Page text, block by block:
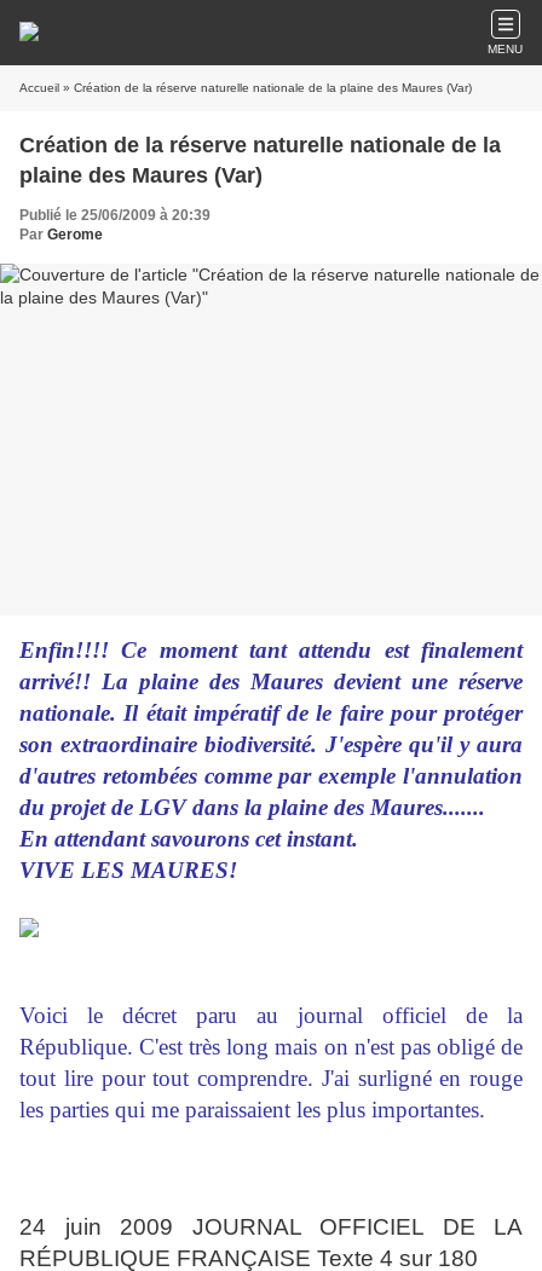
MENU
Accueil » Création de la réserve naturelle nationale de la plaine des Maures (Var)
Création de la réserve naturelle nationale de la
plaine des Maures (Var)
Publié le 25/06/2009 à 20:39
Par Gerome
Enfin!!!! Ce moment tant attendu est finalement
arrivé!! La plaine des Maures devient une réserve
nationale. Il était impératif de le faire pour protéger
son extraordinaire biodiversité. J'espère qu'il y aura
d'autres retombées comme par exemple l'annulation
du projet de LGV dans la plaine des Maures.......
En attendant savourons cet instant.
VIVE LES MAURES!
Voici le décret paru au journal officiel de la
République. C'est très long mais on n'est pas obligé de
tout lire pour tout comprendre. J'ai surligné en rouge
les parties qui me paraissaient les plus importantes.
24 juin 2009 JOURNAL OFFICIEL DE LA
RÉPUBLIQUE FRANÇAISE Texte 4 sur 180